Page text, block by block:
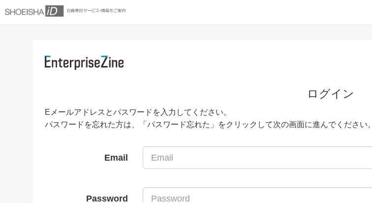
ログイン
Eメールアドレスとパスワードを入力してください。
パスワードを忘れた方は、「パスワード忘れた」をクリックして次の画面に進んでください。
Email
Password